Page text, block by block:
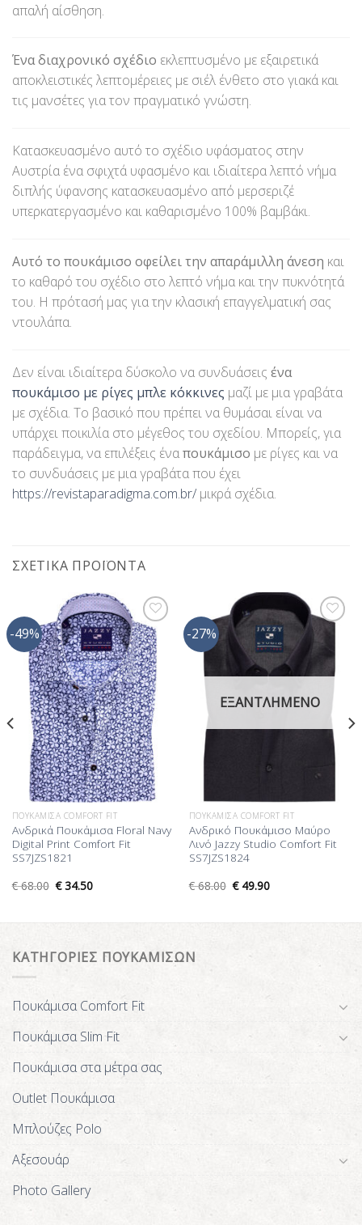
απαλή αίσθηση.
Ένα διαχρονικό σχέδιο εκλεπτυσμένο με εξαιρετικά
αποκλειστικές λεπτομέρειες με σιέλ ένθετο στο γιακά και
τις μανσέτες για τον πραγματικό γνώστη.
Κατασκευασμένο αυτό το σχέδιο υφάσματος στην
Αυστρία ένα σφιχτά υφασμένο και ιδιαίτερα λεπτό νήμα
διπλής ύφανσης κατασκευασμένο από μερσεριζέ
υπερκατεργασμένο και καθαρισμένο 100% βαμβάκι.
Αυτό το πουκάμισο οφείλει την απαράμιλλη άνεση και
το καθαρό του σχέδιο στο λεπτό νήμα και την πυκνότητά
του. Η πρότασή μας για την κλασική επαγγελματική σας
ντουλάπα.
Δεν είναι ιδιαίτερα δύσκολο να συνδυάσεις ένα
πουκάμισο με ρίγες μπλε κόκκινες μαζί με μια γραβάτα
με σχέδια. Το βασικό που πρέπει να θυμάσαι είναι να
υπάρχει ποικιλία στο μέγεθος του σχεδίου. Μπορείς, για
παράδειγμα, να επιλέξεις έναπουκάμισο με ρίγες και να
το συνδυάσεις με μια γραβάτα που έχει
https://revistaparadigma.com.br/ μικρά σχέδια.
ΣΧΕΤΙΚΆ ΠΡΟΪΌΝΤΑ
-49%
Προσθήκη
στη Λίστα
Επιθυμίας
ΠΟΥΚΆΜΙΣΑ COMFORT FIT
Ανδρικά Πουκάμισα Floral Navy
Digital Print Comfort Fit
SS7JZS1821
€68.00 €34.50
-27%
Προσθήκη
στη Λίστα
Επιθυμίας
ΕΞΑΝΤΛΗΜΈΝΟ
ΠΟΥΚΆΜΙΣΑ COMFORT FIT
Ανδρικό Πουκάμισο Μαύρο
Λινό Jazzy Studio Comfort Fit
SS7JZS1824
€68.00 €49.90
ΚΑΤΗΓΟΡΙΕΣ ΠΟΥΚΑΜΙΣΩΝ
Πουκάμισα Comfort Fit
Πουκάμισα Slim Fit
Πουκάμισα στα μέτρα σας
Outlet Πουκάμισα
Μπλούζες Polo
Αξεσουάρ
Photo Gallery